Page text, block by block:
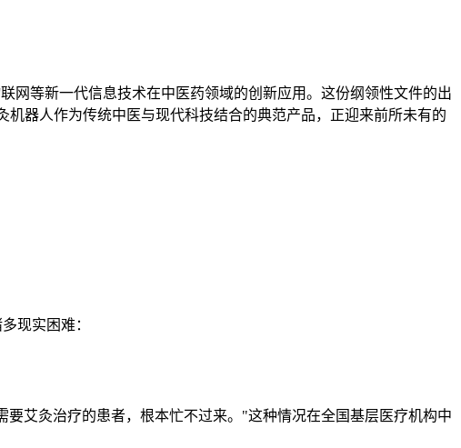
网等新一代信息技术在中医药领域的创新应用。这份纲领性文件的出
器人作为传统中医与现代科技结合的典范产品，正迎来前所未有的
现实困难：
艾灸治疗的患者，根本忙不过来。"这种情况在全国基层医疗机构中